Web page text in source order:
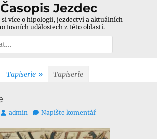
Časopis Jezdec
si více o hipologii, jezdectví a aktuálních
událostech z této oblasti.
Tapiserie » Tapiserie
Autoradmin Napište komentář